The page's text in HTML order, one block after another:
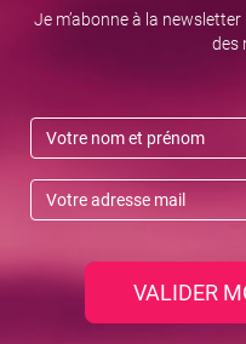
Je m’abonne à la
des
VALIDER